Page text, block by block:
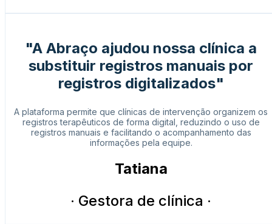
"A Abraço ajudou nossa clínica a
substituir registros manuais por
registros digitalizados"
A plataforma permite que clínicas de intervenção organizem os
registros terapêuticos de forma digital, reduzindo o uso de
registros manuais e facilitando o acompanhamento das
informações pela equipe.
Tatiana
· Gestora de clínica ·